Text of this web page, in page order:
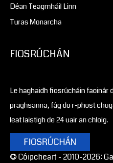
Déan Teagmháil Linn
Turas Monarcha
FIOSRÚCHÁN
Le haghaidh fiosrúcháin faoinár
praghsanna, fág do r-phost
leat laistigh de 24 uair an chloig.
FIOSRÚCHÁN
© Cóipcheart - 2010-2026: